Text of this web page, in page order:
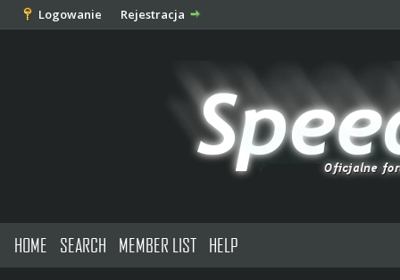
Logowanie Rejestracja
HOME SEARCH MEMBER LIST HELP